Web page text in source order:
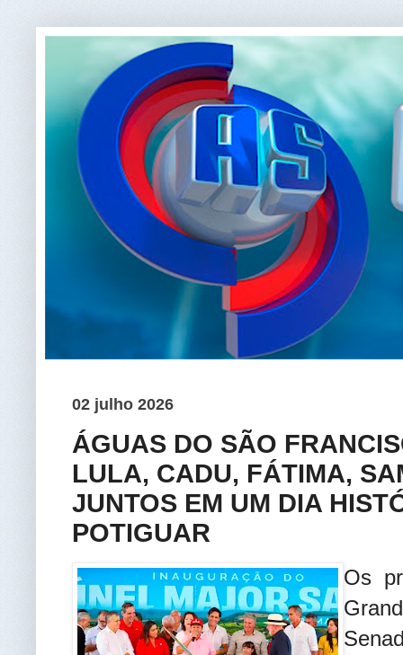
02 julho 2026
ÁGUAS DO SÃO
LULA, CADU, FÁTIMA,
JUNTOS EM UM DIA
POTIGUAR
Os